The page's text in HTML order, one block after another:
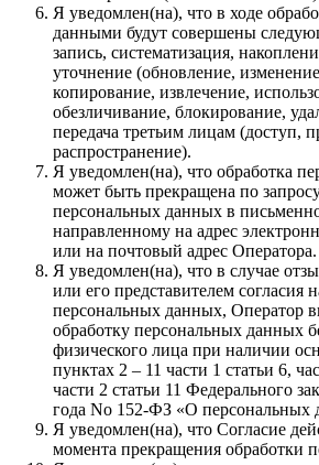
Я уведомлен(на), что в ходе
данными будут совершены
запись, систематизация,
уточнение (обновление,
копирование, извлечение,
обезличивание, блокирование,
передача третьим лицам (доступ,
распространение).
Я уведомлен(на), что обработка
может быть прекращена по
персональных данных в
направленному на адрес
или на почтовый адрес Оператора.
Я уведомлен(на), что в случае
или его представителем согласия
персональных данных, Оператор
обработку персональных данных
физического лица при наличии
пунктах 2 – 11 части 1 статьи 6,
части 2 статьи 11 Федерального
года No 152-ФЗ «О персональных
Я уведомлен(на), что Согласие
момента прекращения обработки